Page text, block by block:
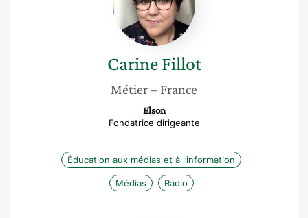
Carine Fillot
Métier– France
Elson
Fondatrice dirigeante
Éducation aux médias et à l’information
Médias Radio